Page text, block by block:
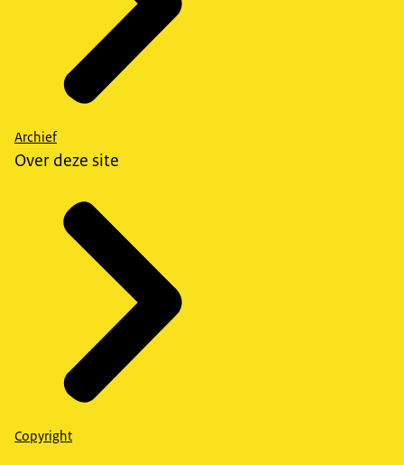
Archief
Over deze site
Copyright